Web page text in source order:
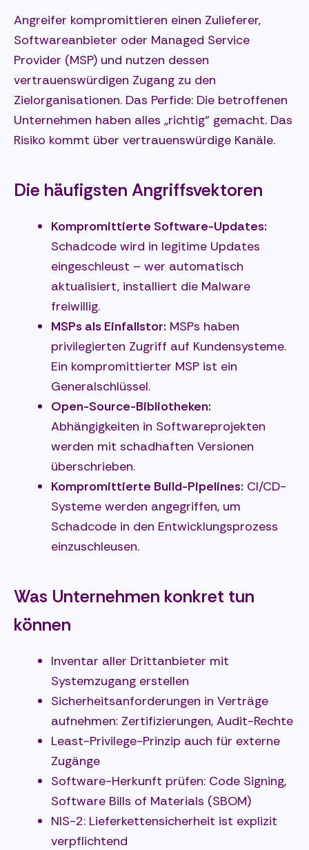
Angreifer kompromittieren einen Zulieferer,
Softwareanbieter oder Managed Service
Provider (MSP) und nutzen dessen
vertrauenswürdigen Zugang zu den
Zielorganisationen. Das Perfide: Die betroffenen
Unternehmen haben alles „richtig“ gemacht. Das
Risiko kommt über vertrauenswürdige Kanäle.
Die häufigsten Angriffsvektoren
Kompromittierte Software-Updates:
Schadcode wird in legitime Updates
eingeschleust – wer automatisch
aktualisiert, installiert die Malware
freiwillig.
MSPs als Einfallstor: MSPs haben
privilegierten Zugriff auf Kundensysteme.
Ein kompromittierter MSP ist ein
Generalschlüssel.
Open-Source-Bibliotheken:
Abhängigkeiten in Softwareprojekten
werden mit schadhaften Versionen
überschrieben.
Kompromittierte Build-Pipelines: CI/CD-
Systeme werden angegriffen, um
Schadcode in den Entwicklungsprozess
einzuschleusen.
Was Unternehmen konkret tun
können
Inventar aller Drittanbieter mit
Systemzugang erstellen
Sicherheitsanforderungen in Verträge
aufnehmen: Zertifizierungen, Audit-Rechte
Least-Privilege-Prinzip auch für externe
Zugänge
Software-Herkunft prüfen: Code Signing,
Software Bills of Materials (SBOM)
NIS-2: Lieferkettensicherheit ist explizit
verpflichtend